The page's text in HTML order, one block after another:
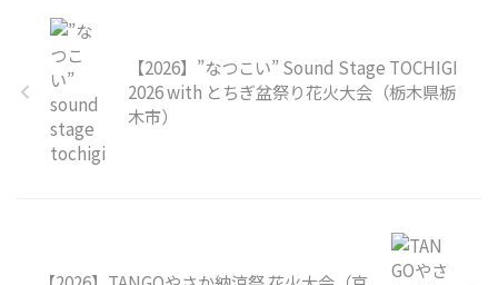
【2026】”なつこい” Sound Stage TOCHIGI
2026 with とちぎ盆祭り花火大会（栃木県栃
木市）